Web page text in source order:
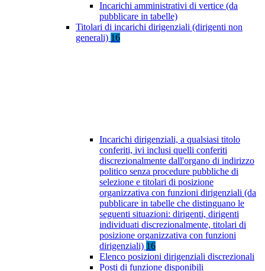
Incarichi amministrativi di vertice (da
pubblicare in tabelle)
Titolari di incarichi dirigenziali (dirigenti non
generali) 16
Incarichi dirigenziali, a qualsiasi titolo
conferiti, ivi inclusi quelli conferiti
discrezionalmente dall'organo di indirizzo
politico senza procedure pubbliche di
selezione e titolari di posizione
organizzativa con funzioni dirigenziali (da
pubblicare in tabelle che distinguano le
seguenti situazioni: dirigenti, dirigenti
individuati discrezionalmente, titolari di
posizione organizzativa con funzioni
dirigenziali) 16
Elenco posizioni dirigenziali discrezionali
Posti di funzione disponibili